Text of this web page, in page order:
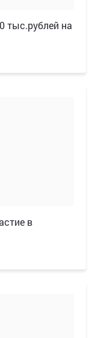
тыс.рублей на
в